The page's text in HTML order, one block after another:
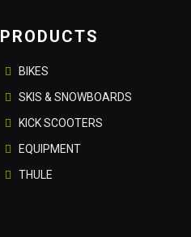
PRODUCTS
BIKES
SKIS & SNOWBOARDS
KICK SCOOTERS
EQUIPMENT
THULE